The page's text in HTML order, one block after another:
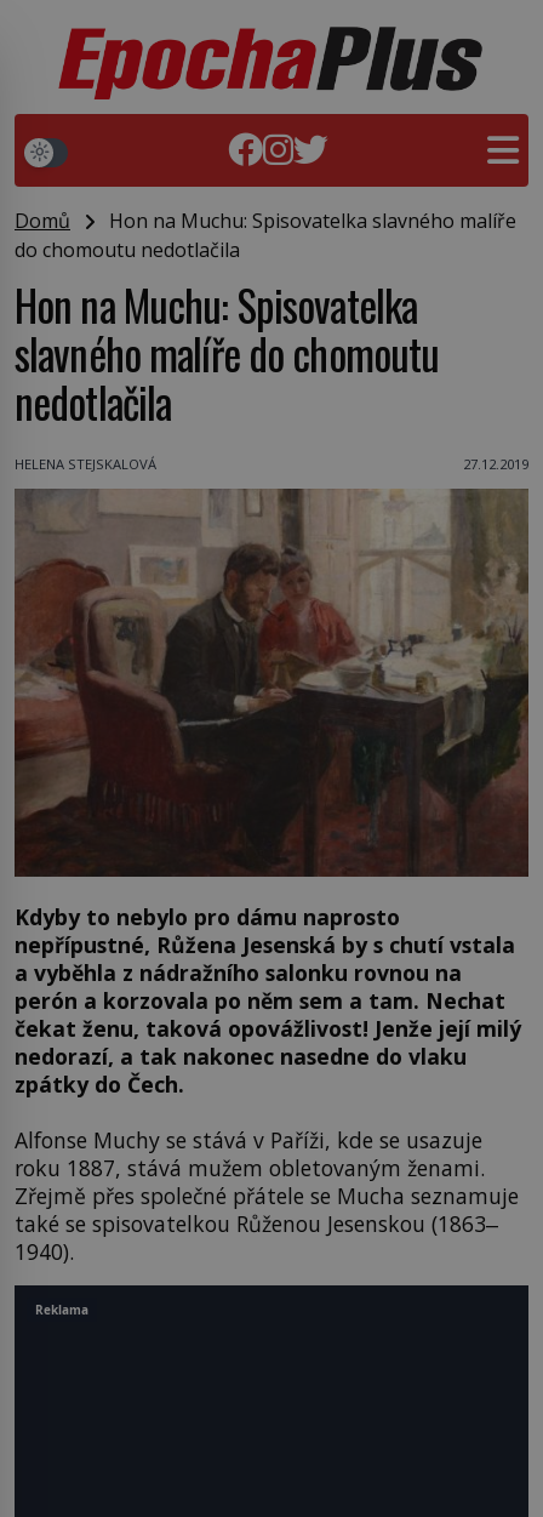
Domů
Hon na Muchu: Spisovatelka slavného malíře
do chomoutu nedotlačila
Hon na Muchu: Spisovatelka
slavného malíře do chomoutu
nedotlačila
HELENA STEJSKALOVÁ 27.12.2019
Kdyby to nebylo pro dámu naprosto
nepřípustné, Růžena Jesenská by s chutí vstala
a vyběhla z nádražního salonku rovnou na
perón a korzovala po něm sem a tam. Nechat
čekat ženu, taková opovážlivost! Jenže její milý
nedorazí, a tak nakonec nasedne do vlaku
zpátky do Čech.
Alfonse Muchy se stává v Paříži, kde se usazuje
roku 1887, stává mužem obletovaným ženami.
Zřejmě přes společné přátele se Mucha seznamuje
také se spisovatelkou Růženou Jesenskou (1863‒
1940).
Reklama